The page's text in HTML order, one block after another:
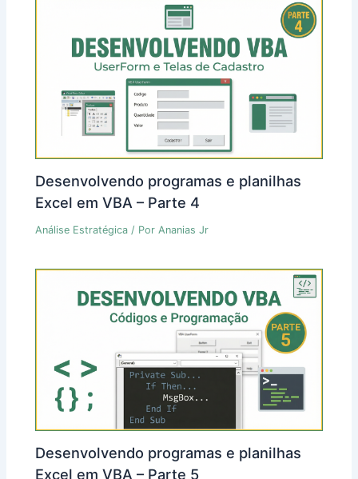
Desenvolvendo programas e planilhas
Excel em VBA – Parte 4
Análise Estratégica / PorAnanias Jr
Desenvolvendo programas e planilhas
Excel em VBA – Parte 5